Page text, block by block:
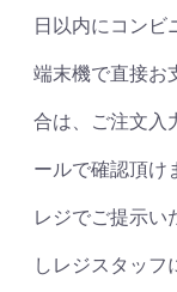
日以内にコンビ
端末機で直接お
合は、ご注文入
ールで確認頂け
レジでご提示い
しレジスタッフ